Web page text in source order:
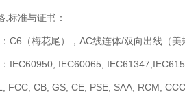
,标准与证书：
C6（梅花尾），AC线连体/双向出线（美
IEC60950, IEC60065,
FCC, CB, GS, CE, PSE, SAA, RCM, CCC